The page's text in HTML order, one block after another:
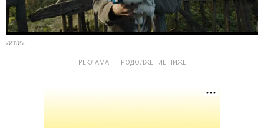
«ИВИ»
РЕКЛАМА – ПРОДОЛЖЕНИЕ НИЖЕ